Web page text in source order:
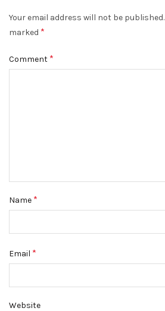
Your email address will not be published.
marked *
Comment *
Name *
Email *
Website